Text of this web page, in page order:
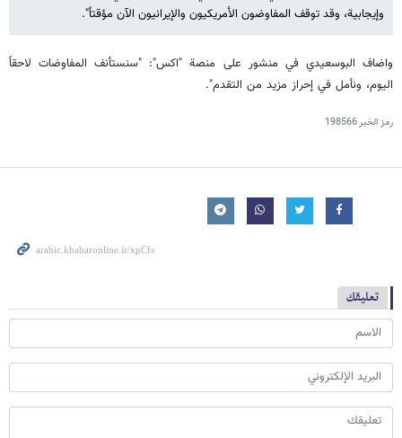
وإيجابية، وقد توقف المفاوضون الأمريكيون والإيرانيون الآن مؤقتاً".
واضاف البوسعيدي في منشور على منصة "اكس": "سنستأنف المفاوضات لاحقاً
اليوم، ونأمل في إحراز مزيد من التقدم".
رمز الخبر198566
تعليقك